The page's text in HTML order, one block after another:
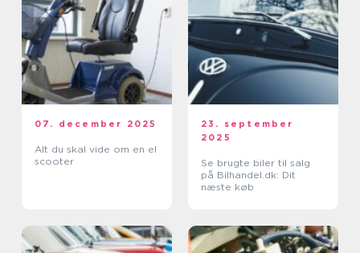
07. december 2025
Alt du skal vide om en el
scooter
23. september
2025
Se brugte biler til salg
på Bilhandel.dk: Dit
næste køb